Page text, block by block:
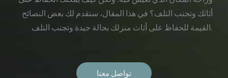
أثاثك وتجنب التلف؟ في هذا المقال، سنقدم لك بعض النصائح
القيمة للحفاظ على أثاث منزلك بحالة جيدة وتجنب التلف.
تواصل معنا